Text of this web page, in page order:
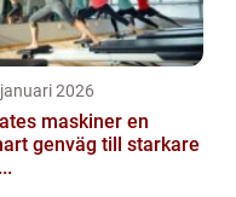
2026
maskiner en
genväg till starkare